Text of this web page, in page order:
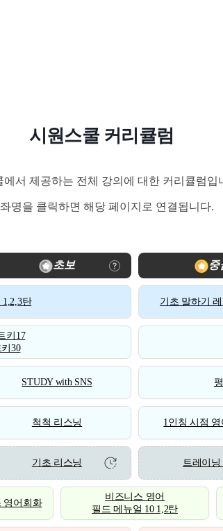
시원스쿨 커리큘럼
에서 제공하는 전체 강의에 대한 커리큘럼입
명을 클릭하면 해당 페이지로 연결됩니다.
초보 중
탄 기초 말하기
키17
30
STUDY with SNS
척척 리스닝 1인칭 시점 영
기초 리스닝 트레이닝
영어회화
비즈니스 영어
필드 메뉴얼 10 1,2탄